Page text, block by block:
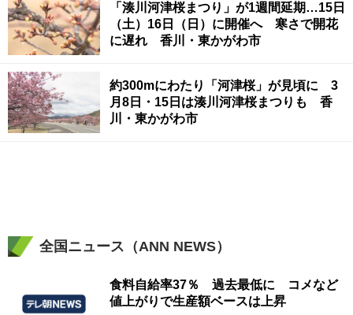
「湊川河津桜まつり」が1週間延期…15日
（土）16日（日）に開催へ 寒さで開花
に遅れ 香川・東かがわ市
約300mにわたり「河津桜」が見頃に 3
月8日・15日は湊川河津桜まつりも 香
川・東かがわ市
全国ニュース（ANN NEWS）
食料自給率37％ 過去最低に コメなど
値上がりで生産額ベースは上昇